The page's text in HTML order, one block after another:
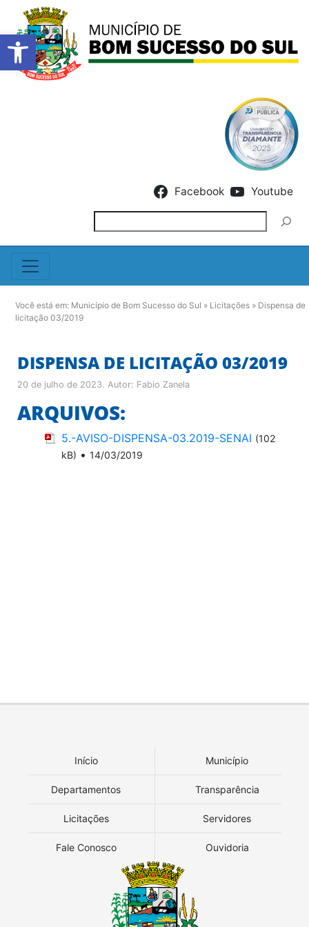
Barra de Ferramentas
Facebook Youtube
Você está em: Município de Bom Sucesso do Sul » Licitações » Dispensa de
licitação 03/2019
DISPENSA DE LICITAÇÃO 03/2019
20 de julho de 2023. Autor: Fabio Zanela
ARQUIVOS:
5.-AVISO-DISPENSA-03.2019-SENAI (102
kB) • 14/03/2019
Início Município
Departamentos Transparência
Licitações Servidores
Fale Conosco Ouvidoria